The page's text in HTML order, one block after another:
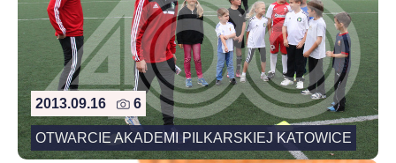
2013.09.16 6
OTWARCIE AKADEMI PILKARSKIEJ KATOWICE